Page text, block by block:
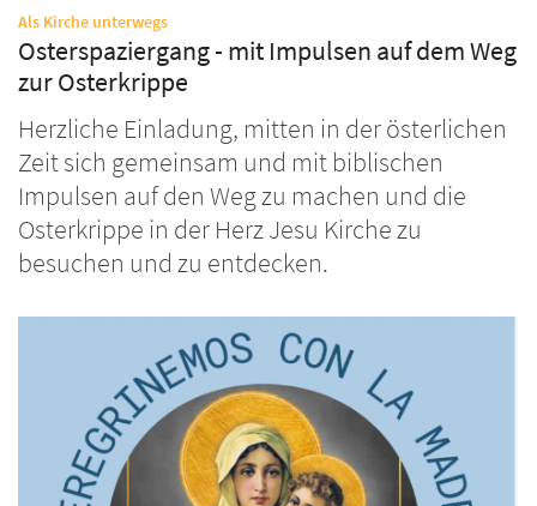
Als Kirche unterwegs:
Osterspaziergang - mit Impulsen auf dem Weg
zur Osterkrippe
Herzliche Einladung, mitten in der österlichen
Zeit sich gemeinsam und mit biblischen
Impulsen auf den Weg zu machen und die
Osterkrippe in der Herz Jesu Kirche zu
besuchen und zu entdecken.